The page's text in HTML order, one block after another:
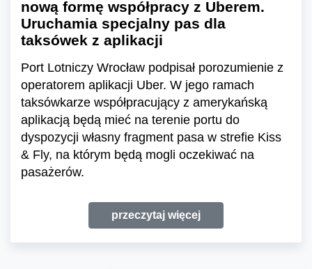
nową formę współpracy z Uberem.
Uruchamia specjalny pas dla
taksówek z aplikacji
Port Lotniczy Wrocław podpisał porozumienie z
operatorem aplikacji Uber. W jego ramach
taksówkarze współpracujący z amerykańską
aplikacją będą mieć na terenie portu do
dyspozycji własny fragment pasa w strefie Kiss
& Fly, na którym będą mogli oczekiwać na
pasażerów.
przeczytaj więcej